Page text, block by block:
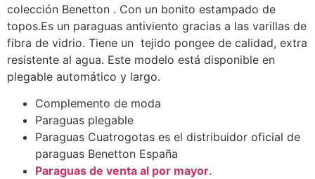
colección Benetton . Con un bonito estampado de
topos.Es un paraguas antiviento gracias a las varillas de
fibra de vidrio. Tiene un tejido pongee de calidad, extra
resistente al agua. Este modelo está disponible en
plegable automático y largo.
Complemento de moda
Paraguas plegable
Paraguas Cuatrogotas es el distribuidor oficial de
paraguas Benetton España
Paraguas de venta al por mayor.